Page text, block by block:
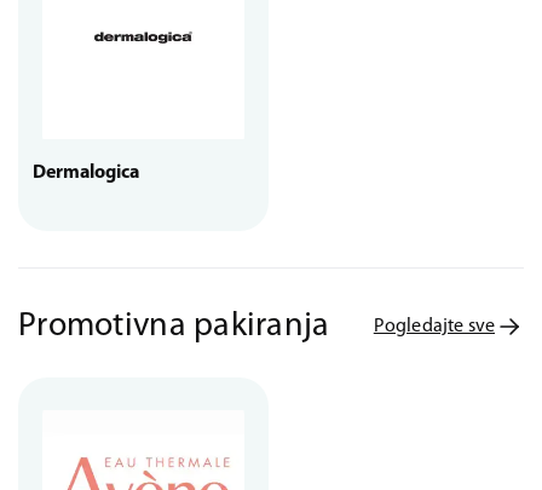
Dermalogica
Promotivna pakiranja Pogledajte sve